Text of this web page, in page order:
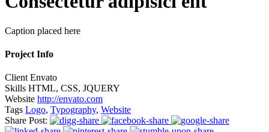
Caption placed here
Project Info
ClientEnvato
Skills HTML, CSS, JQUERY
Website http://envato.com
Tags Logo, Typography, Website
Share Post: